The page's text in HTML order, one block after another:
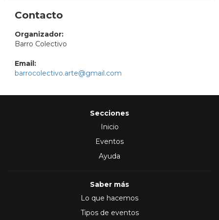
Contacto
Organizador:
Barro Colectivo
Email:
barrocolectivo.arte@gmail.com
Secciones
Inicio
Eventos
Ayuda
Saber más
Lo que hacemos
Tipos de eventos